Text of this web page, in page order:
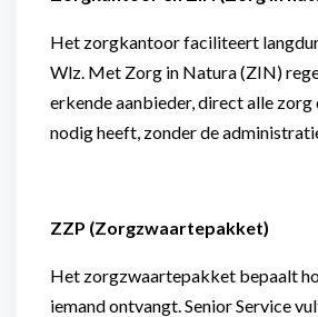
Het zorgkantoor faciliteert
Wlz. Met Zorg in Natura (ZIN)
erkende aanbieder, direct alle zorg
nodig heeft, zonder de
ZZP (Zorgzwaartepakket)
Het zorgzwaartepakket bepaalt
iemand ontvangt. Senior Service